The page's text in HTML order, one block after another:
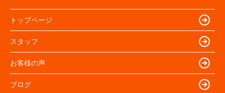
トップページ
スタッフ
お客様の声
ブログ